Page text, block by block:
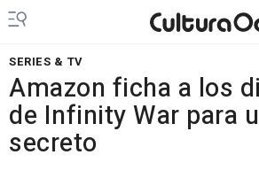
SERIES & TV
Amazon ficha a los
de Infinity War para
secreto